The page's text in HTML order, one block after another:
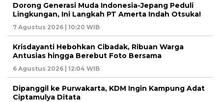
Dorong Generasi Muda Indonesia-Jepang Peduli
Lingkungan, Ini Langkah PT Amerta Indah Otsuka!
7 Agustus 2026 | 10:20 WIB
Krisdayanti Hebohkan Cibadak, Ribuan Warga
Antusias hingga Berebut Foto Bersama
6 Agustus 2026 | 12:04 WIB
Dipanggil ke Purwakarta, KDM Ingin Kampung Adat
Ciptamulya Ditata